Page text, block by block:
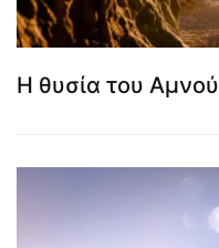
Η θυσία του